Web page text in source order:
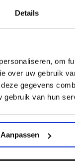
Details
om
over uw gebruik
gegevens
gebruik van hun
Aanpassen